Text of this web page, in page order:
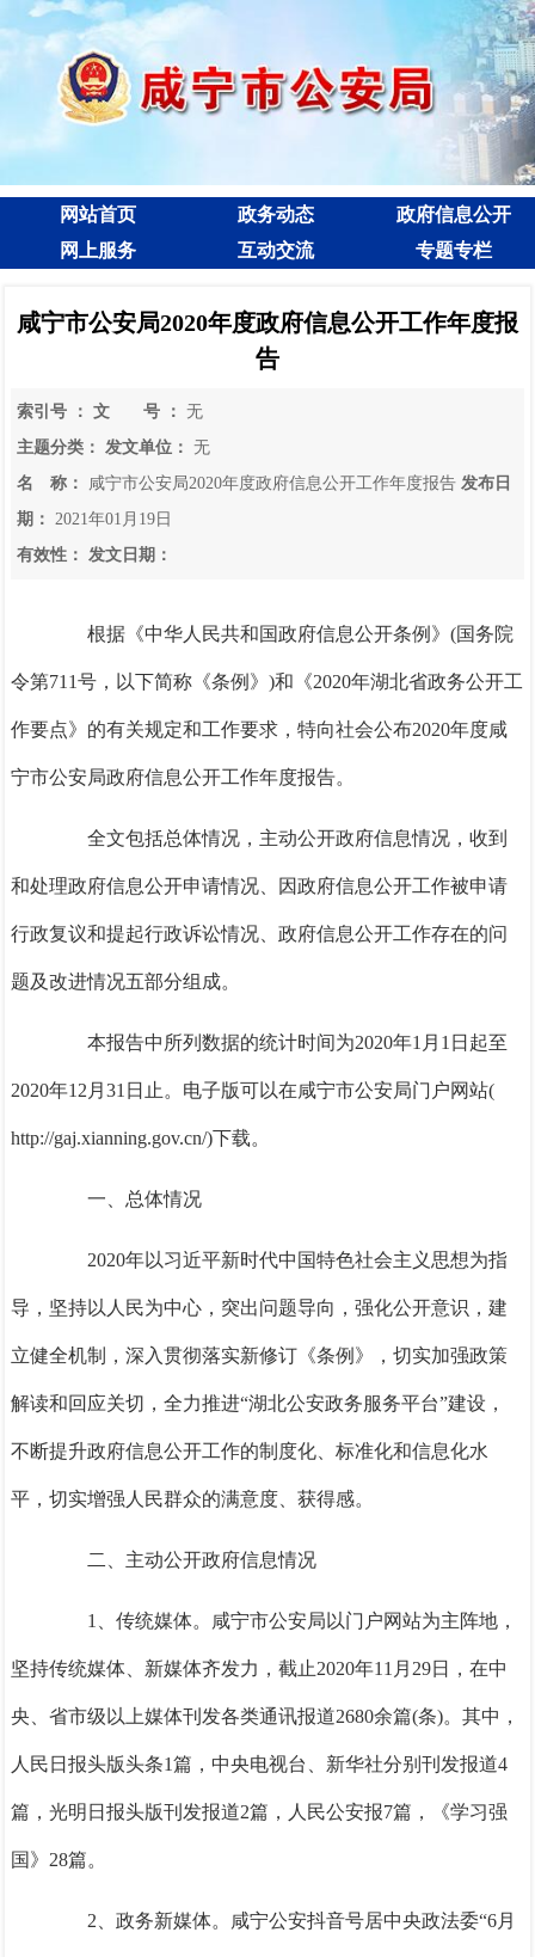
网站首页 政务动态
政府信息公开
网上服务
互动交流 专题专栏
咸宁市公安局2020年度政府信息公开工作年度报
告
索引号 ： 文 号 ：
无
主题分类：
发文单位：
无
名 称：
咸宁市公安局2020年度政府信息公开工作年度报告 发布日
期：
2021年01月19日
有效性：
发文日期：
根据《中华人民共和国政府信息公开条例》(国务院
令第711号，以下简称《条例》)和《2020年湖北省政务公开工
作要点》的有关规定和工作要求，特向社会公布2020年度咸
宁市公安局政府信息公开工作年度报告。
全文包括总体情况，主动公开政府信息情况，收到
和处理政府信息公开申请情况、因政府信息公开工作被申请
行政复议和提起行政诉讼情况、政府信息公开工作存在的问
题及改进情况五部分组成。
本报告中所列数据的统计时间为2020年1月1日起至
2020年12月31日止。电子版可以在咸宁市公安局门户网站(
http://gaj.xianning.gov.cn/)下载。
一、 总体情况
2020年以习近平新时代中国特色社会主义思想为指
导，坚持以人民为中心，突出问题导向，强化公开意识，建
立健全机制，深入贯彻落实新修订《条例》，切实加强政策
解读和回应关切，全力推进“湖北公安政务服务平台”建设，
不断提升政府信息公开工作的制度化、标准化和信息化水
平，切实增强人民群众的满意度、获得感。
二、 主动公开政府信息情况
1、传统媒体。咸宁市公安局以门户网站为主阵地，
坚持传统媒体、新媒体齐发力，截止2020年11月29日，在中
央、省市级以上媒体刊发各类通讯报道2680余篇(条)。其中，
人民日报头版头条1篇，中央电视台、新华社分别刊发报道4
篇，光明日报头版刊发报道2篇，人民公安报7篇，《学习强
国》28篇。
2、政务新媒体。咸宁公安抖音号居中央政法委“6月